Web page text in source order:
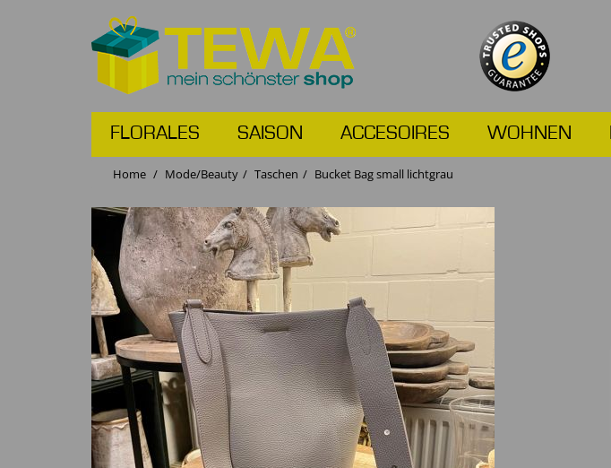
FLORALES SAISON ACCESOIRES WOHNEN
Home Mode/Beauty Taschen Bucket Bag small lichtgrau